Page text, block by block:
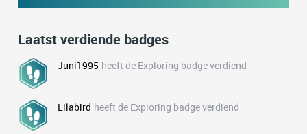
Laatst verdiende badges
Juni1995 heeft de Exploring badge verdiend
Lilabird heeft de Exploring badge verdiend